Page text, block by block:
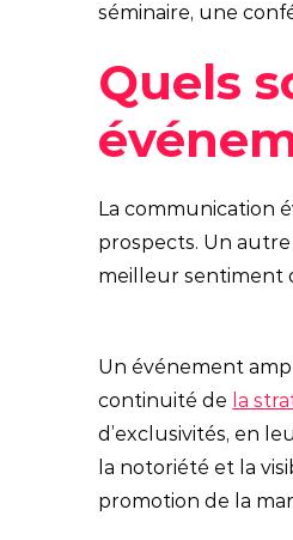
séminaire, une
Quels
La communication
prospects. Un
meilleur sentiment
Un événement
continuité de la
d’exclusivités, en
la notoriété et la
promotion de la